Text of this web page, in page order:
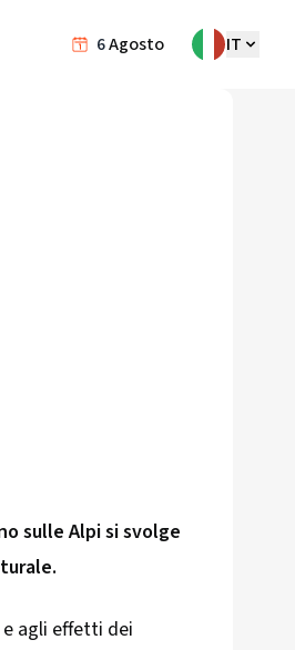
6Agosto IT
sulle Alpi si svolge
agli effetti dei